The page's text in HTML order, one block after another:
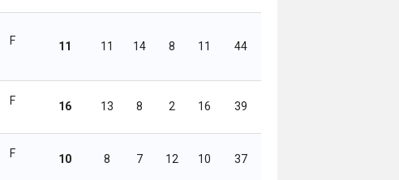
F 11 11 14 8 11 44
F 16 13 8 2 16 39
F 10 8 7 12 10 37